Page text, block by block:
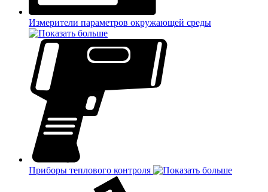
Измерители параметров окружающей среды
Приборы теплового контроля